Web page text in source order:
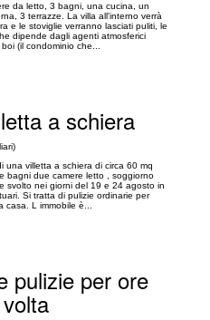
da letto, 3 bagni, una cucina, un
3 terrazze. La villa all'interno verrà
e le stoviglie verranno lasciati puliti, le
dipende dagli agenti atmosferici
(il condominio che...
a schiera
una villetta a schiera di circa 60 mq
bagni due camere letto , soggiorno
svolto nei giorni del 19 e 24 agosto in
Si tratta di pulizie ordinarie per
L immobile è...
pulizie per ore